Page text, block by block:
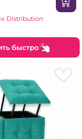
Distribution
быстро